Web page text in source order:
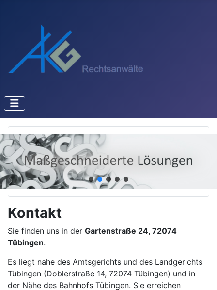
Kontakt
Sie finden uns in der Gartenstraße 24, 72074
Tübingen.
Es liegt nahe des Amtsgerichts und des Landgerichts
Tübingen (Doblerstraße 14, 72074 Tübingen) und in
der Nähe des Bahnhofs Tübingen. Sie erreichen